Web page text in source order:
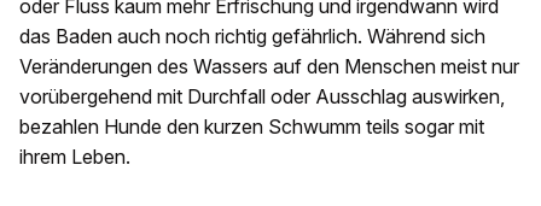
oder Fluss kaum mehr Erfrischung und irgendwann wird
das Baden auch noch richtig gefährlich. Während sich
Veränderungen des Wassers auf den Menschen meist nur
vorübergehend mit Durchfall oder Ausschlag auswirken,
bezahlen Hunde den kurzen Schwumm teils sogar mit
ihrem Leben.